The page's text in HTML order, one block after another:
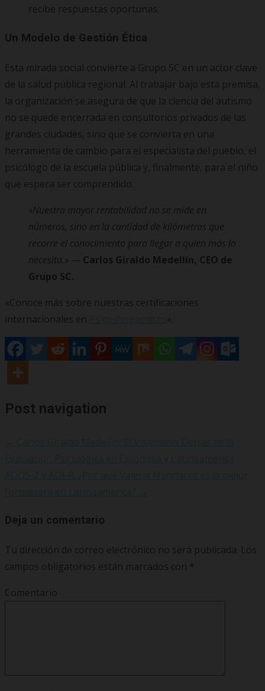
recibe respuestas oportunas.
Un Modelo de Gestión Ética
Esta mirada social convierte a Grupo SC en un actor clave
de la salud pública regional. Al trabajar bajo esta premisa,
la organización se asegura de que la ciencia del autismo
no se quede encerrada en consultorios privados de las
grandes ciudades, sino que se convierta en una
herramienta de cambio para el especialista del pueblo, el
psicólogo de la escuela pública y, finalmente, para el niño
que espera ser comprendido.
«Nuestra mayor rentabilidad no se mide en
números, sino en la cantidad de kilómetros que
recorre el conocimiento para llegar a quien más lo
necesita.» — Carlos Giraldo Medellín, CEO de
Grupo SC.
«Conoce más sobre nuestras certificaciones
internacionales en
«.
Post navigation
Deja un comentario
Tu dirección de correo electrónico no será publicada. Los
campos obligatorios están marcados con *
Comentario